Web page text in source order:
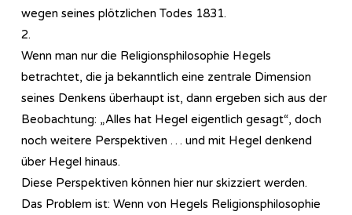
wegen seines plötzlichen Todes 1831.
2.
Wenn man nur die Re­li­gi­ons­phi­lo­so­phie Hegels
betrachtet, die ja bekanntlich eine zentrale Dimension
seines Denkens überhaupt ist, dann ergeben sich aus der
Beobachtung: „Alles hat Hegel eigentlich gesagt“, doch
noch weitere Perspektiven … und mit Hegel denkend
über Hegel hinaus.
Diese Perspektiven können hier nur skizziert werden.
Das Problem ist: Wenn von Hegels Re­li­gi­ons­phi­lo­so­phie